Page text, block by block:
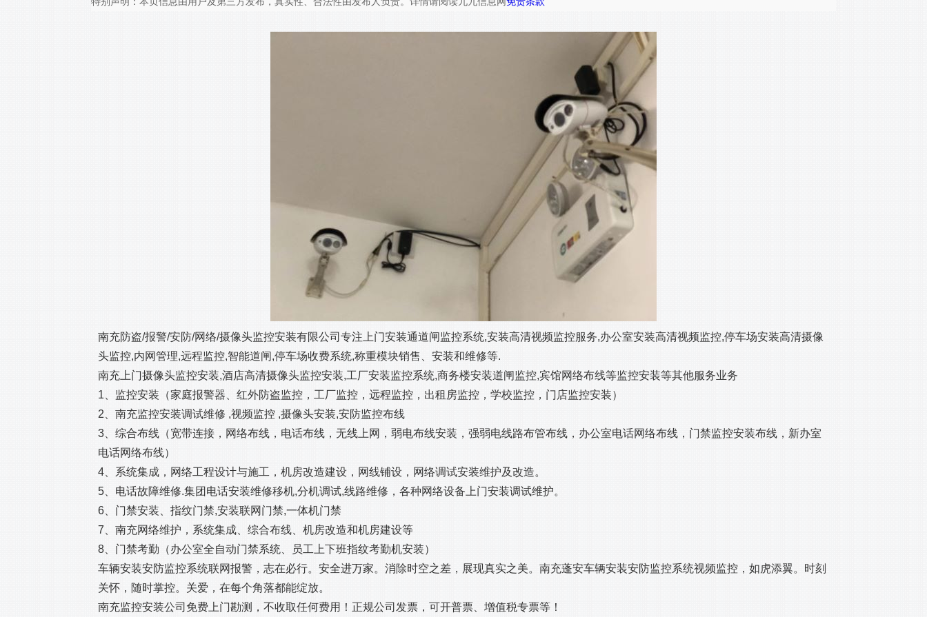
南充防盗/报警/安防/网络/摄像头监控安装有限公司专注上门安装通道闸监控系统,安装高清视频监控服务,办公室安装高清视频监控,停车场安装高清摄像
头监控,内网管理,远程监控,智能道闸,停车场收费系统,称重模块销售、安装和维修等.
南充上门摄像头监控安装,酒店高清摄像头监控安装,工厂安装监控系统,商务楼安装道闸监控,宾馆网络布线等监控安装等其他服务业务
1、监控安装（家庭报警器、红外防盗监控，工厂监控，远程监控，出租房监控，学校监控，门店监控安装）
2、南充监控安装调试维修 ,视频监控 ,摄像头安装,安防监控布线
3、综合布线（宽带连接，网络布线，电话布线，无线上网，弱电布线安装，强弱电线路布管布线，办公室电话网络布线，门禁监控安装布线，新办室
电话网络布线）
4、系统集成，网络工程设计与施工，机房改造建设，网线铺设，网络调试安装维护及改造。
5、电话故障维修.集团电话安装维修移机,分机调试,线路维修，各种网络设备上门安装调试维护。
6、门禁安装、指纹门禁,安装联网门禁,一体机门禁
7、南充网络维护，系统集成、综合布线、机房改造和机房建设等
8、门禁考勤（办公室全自动门禁系统、员工上下班指纹考勤机安装）
车辆安装安防监控系统联网报警，志在必行。安全进万家。消除时空之差，展现真实之美。南充蓬安车辆安装安防监控系统视频监控，如虎添翼。时刻
关怀，随时掌控。关爱，在每个角落都能绽放。
南充监控安装公司免费上门勘测，不收取任何费用！正规公司发票，可开普票、增值税专票等！